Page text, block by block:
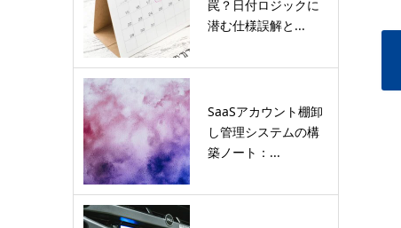
罠？日付ロジックに
潜む仕様誤解と...
SaaSアカウント棚卸
し管理システムの構
築ノート：...